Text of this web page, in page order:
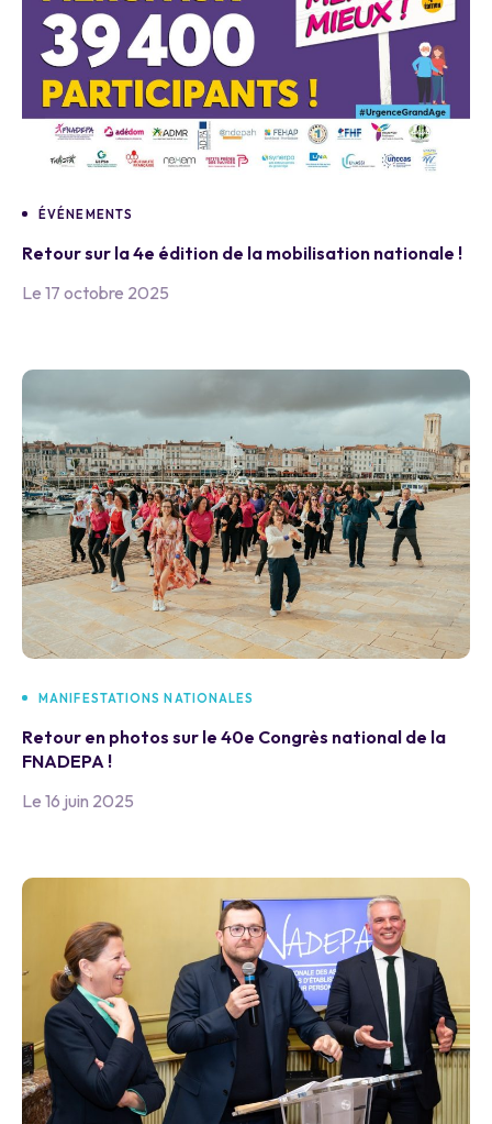
ÉVÉNEMENTS
Retour sur la 4e édition de la mobilisation nationale !
Le 17 octobre 2025
MANIFESTATIONS NATIONALES
Retour en photos sur le 40e Congrès national de la
FNADEPA !
Le 16 juin 2025